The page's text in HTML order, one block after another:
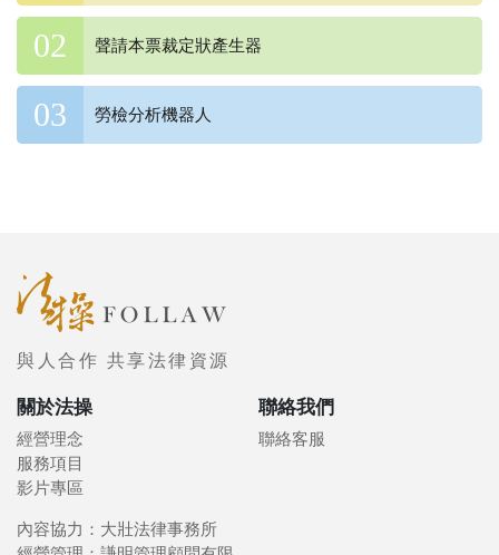
聲請本票裁定狀產生器
勞檢分析機器人
與人合作 共享法律資源
關於法操
經營理念
服務項目
影片專區
聯絡我們
聯絡客服
內容協力：大壯法律事務所